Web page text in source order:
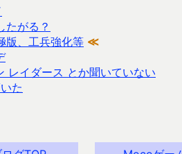
たがる？
版、工兵強化等 ≪
レイダース とか聞いていない
た